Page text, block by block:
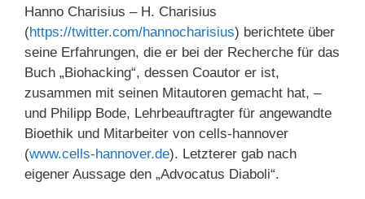
Hanno Charisius – H. Charisius
(https://twitter.com/hannocharisius) berichtete über
seine Erfahrungen, die er bei der Recherche für das
Buch „Biohacking“, dessen Coautor er ist,
zusammen mit seinen Mitautoren gemacht hat, –
und Philipp Bode, Lehrbeauftragter für angewandte
Bioethik und Mitarbeiter von cells-hannover
(www.cells-hannover.de). Letzterer gab nach
eigener Aussage den „Advocatus Diaboli“.